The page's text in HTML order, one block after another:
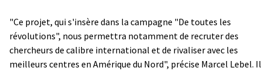
"Ce projet, qui s'insère dans la campagne "De toutes les
révolutions", nous permettra notamment de recruter des
chercheurs de calibre international et de rivaliser avec les
meilleurs centres en Amérique du Nord", précise Marcel Lebel. Il